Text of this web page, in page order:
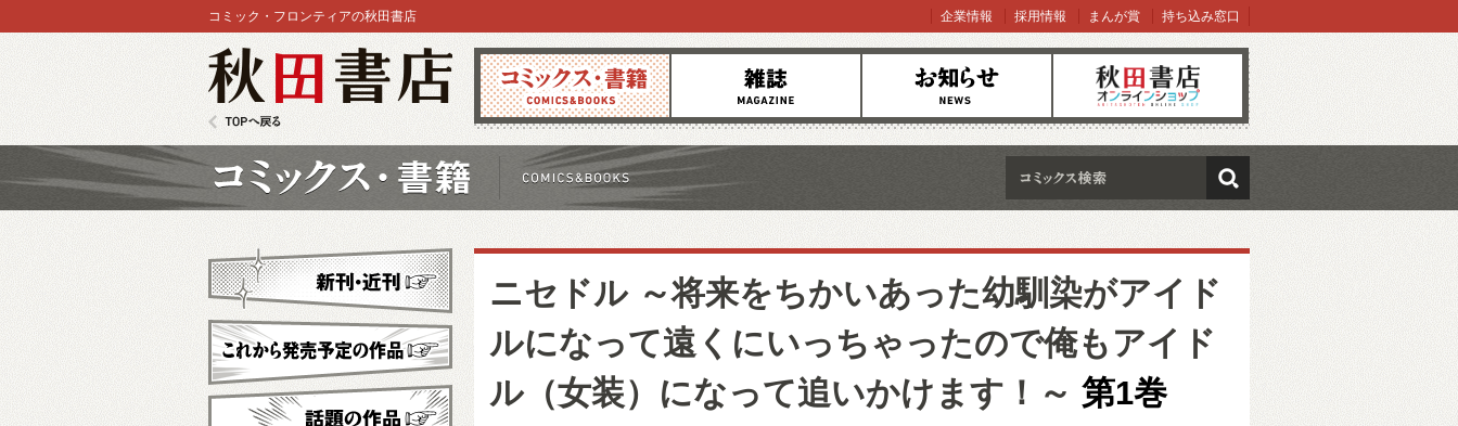
コミックス 雑誌 お知らせ オンラインショップ
コミック・フロンティアの秋田書店 企業情報 採用情報 まんが賞 持ち込み窓口
検索
ニセドル ～将来をちかいあった幼馴染がアイド
ルになって遠くにいっちゃったので俺もアイド
ル（女装）になって追いかけます！～ 第1巻
新刊・近刊
これから発売予定